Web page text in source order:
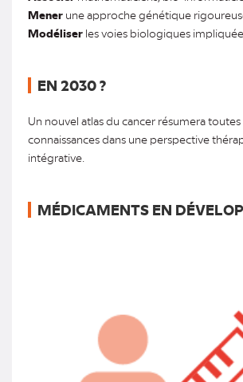
Mener une approche génétique
Modéliser les voies biologiques
EN 2030 ?
Un nouvel atlas du cancer résumera toutes
connaissances dans une perspective
intégrative.
MÉDICAMENTS EN